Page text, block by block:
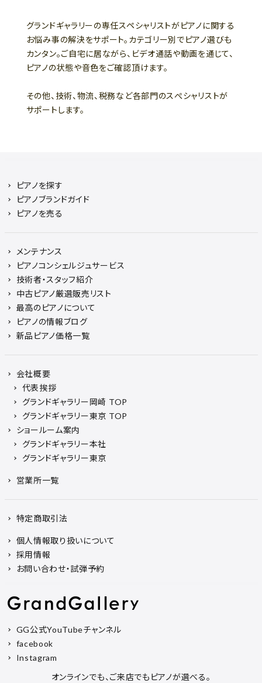
グランドギャラリーの専任スペシャリストがピアノに関する
お悩み事の解決をサポート。カテゴリー別でピアノ選びも
カンタン。ご自宅に居ながら、ビデオ通話や動画を通じて、
ピアノの状態や音色をご確認頂けます。
その他、技術、物流、税務など各部門のスぺシャリストが
サポートします。
ピアノを探す
ピアノブランドガイド
ピアノを売る
メンテナンス
ピアノコンシェルジュサービス
技術者・スタッフ紹介
中古ピアノ厳選販売リスト
最高のピアノについて
ピアノの情報ブログ
新品ピアノ価格一覧
会社概要
代表挨拶
グランドギャラリー岡崎 TOP
グランドギャラリー東京 TOP
ショールーム案内
グランドギャラリー本社
グランドギャラリー東京
営業所一覧
特定商取引法
個人情報取り扱いについて
採用情報
お問い合わせ・試弾予約
GG公式YouTubeチャンネル
facebook
Instagram
オンラインでも、ご来店でもピアノが選べる。